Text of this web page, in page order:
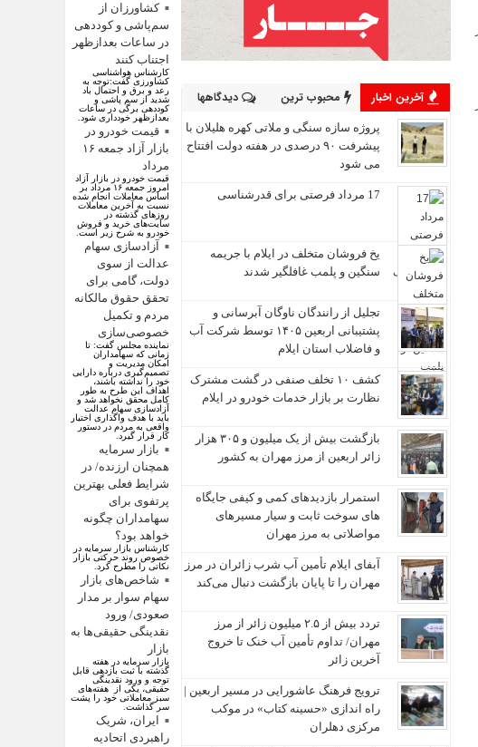
آخرین اخبار محبوب ترین دیدگاهها
پروژه سازه سنگی و ملاتی کهره هلیلان با
پیشرفت ۹۰ درصدی در هفته دولت افتتاح
می شود
17 مرداد فرصتی برای قدرشناسی
یخ‌ فروشان متخلف در ایلام با جریمه
سنگین و پلمب غافلگیر شدند
تجلیل از رانندگان ناوگان آبرسانی و
پشتیبانی اربعین ۱۴۰۵ توسط شرکت آب
و فاضلاب استان ایلام
کشف ۱۰ تخلف صنفی در گشت مشترک
نظارت بر بازار خدمات خودرو در ایلام
بازگشت بیش از یک میلیون و ۳۰۵ هزار
زائر اربعین از مرز مهران به کشور
استمرار بازدیدهای کمی و کیفی جایگاه‌
های سوخت ثابت و سیار مسیرهای
مواصلاتی به مرز مهران
آبفای ایلام تأمین آب شرب زائران در مرز
مهران را تا پایان بازگشت دنبال می‌کند
تردد بیش از ۲.۵ میلیون زائر از مرز
مهران/ تداوم تأمین آب خنک تا خروج
آخرین زائر
ترویج فرهنگ عاشورایی در مسیر اربعین |
راه‌ اندازی «حسینه کتاب» در موکب
مرکزی دهلران
کشاورزان از
سم‌پاشی و کوددهی
در ساعات بعدازظهر
اجتناب کنند
کارشناس هواشناسی
کشاورزی گفت:توجه به
رعد و برق و احتمال باد
شدید از سم پاشی و
کوددهی برگی در ساعات
بعدازظهر خودداری شود.
قیمت خودرو در
بازار آزاد جمعه ۱۶
مرداد
قیمت خودرو در بازار آزاد
امروز جمعه ۱۶ مرداد بر
اساس معاملات انجام شده
نسبت به آخرین معاملات
روز‌های گذشته در
سایت‌های خرید و فروش
خودرو به شرح زیر است.
آزادسازی سهام
عدالت از سوی
دولت، گامی برای
تحقق حقوق مالکانه
مردم و تکمیل
خصوصی‌سازی
نماینده مجلس گفت: تا
زمانی که سهامداران
امکان مدیریت و
تصمیم‌گیری درباره دارایی
خود را نداشته باشند،
اهداف این طرح به طور
کامل محقق نخواهد شد و
آزادسازی سهام عدالت
باید با هدف واگذاری اختیار
واقعی به مردم در دستور
کار قرار گیرد.
بازار سرمایه
همچنان ارزنده/ در
شرایط فعلی بهترین
پرتفوی برای
سهامداران چگونه
خواهد بود؟
کارشناس بازار سرمایه در
خصوص روند حرکتی بازار
نکاتی را مطرح کرد.
شاخص‌های بازار
سهام سوار بر مدار
صعودی/ ورود
نقدینگی حقیقی‌ها به
بازار
بازار سرمایه در هفته
گذشته با ثبت بازدهی قابل
توجه و ورود نقدینگی
حقیقی، یکی از هفته‌های
سبز معاملاتی خود را پشت
سر گذاشت.
ایران، شریک
راهبردی اتحادیه